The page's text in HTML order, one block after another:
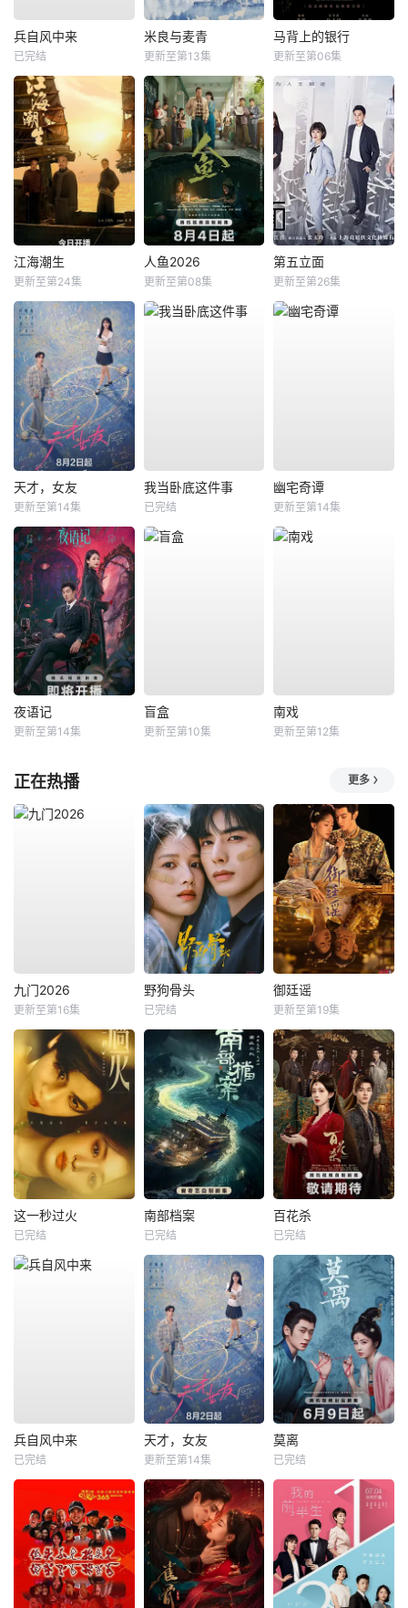
兵自风中来
已完结
米良与麦青
更新至第13集
马背上的银行
更新至第06集
江海潮生
更新至第24集
人鱼2026
更新至第08集
第五立面
更新至第26集
天才，女友
更新至第14集
我当卧底这件事
已完结
幽宅奇谭
更新至第14集
夜语记
更新至第14集
盲盒
更新至第10集
南戏
更新至第12集
正在热播 更多
九门2026
更新至第16集
野狗骨头
已完结
御廷谣
更新至第19集
这一秒过火
已完结
南部档案
已完结
百花杀
已完结
兵自风中来
已完结
天才，女友
更新至第14集
莫离
已完结